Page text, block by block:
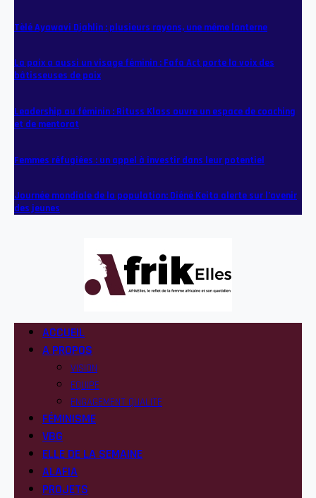
Tèlé Ayawavi Djahlin : plusieurs rayons, une même lanterne
La paix a aussi un visage féminin : Fafa Act porte la voix des
bâtisseuses de paix
Leadership au féminin : Rituss Klass ouvre un espace de coaching
et de mentorat
Femmes réfugiées : un appel à investir dans leur potentiel
Journée mondiale de la population: Diéné Keita alerte sur l’avenir
des jeunes
ACCUEIL
A PROPOS
VISION
EQUIPE
ENGAGEMENT QUALITE
FÉMINISME
VBG
ELLE DE LA SEMAINE
ALAFIA
PROJETS